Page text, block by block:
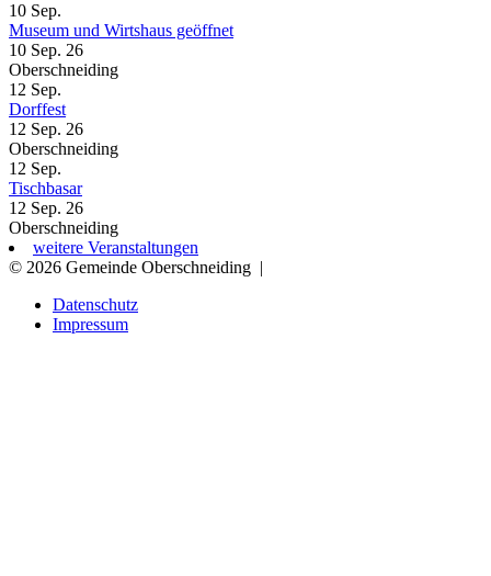
10 Sep.
Museum und Wirtshaus geöffnet
10 Sep. 26
Oberschneiding
12 Sep.
Dorffest
12 Sep. 26
Oberschneiding
12 Sep.
Tischbasar
12 Sep. 26
Oberschneiding
weitere Veranstaltungen
© 2026 Gemeinde Oberschneiding |
Datenschutz
Impressum